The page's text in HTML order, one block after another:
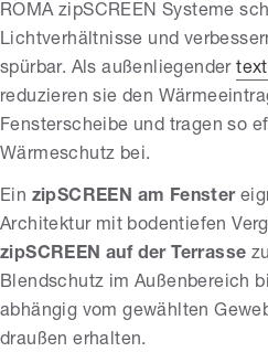
ROMA zipSCREEN Systeme
Lichtverhältnisse und
spürbar. Als außenliegender
reduzieren sie den
Fensterscheibe und tragen so
Wärmeschutz bei.
Ein zipSCREEN am Fenster
Architektur mit bodentiefen
zipSCREEN auf der Terrasse
Blendschutz im Außenbereich
abhängig vom gewählten
draußen erhalten.